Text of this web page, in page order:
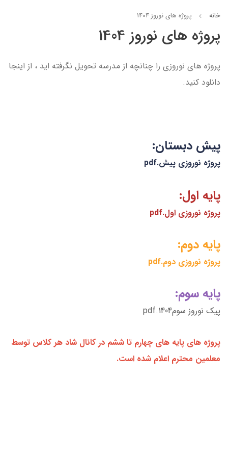
خانه پروژه های نوروز 1404
پروژه های نوروز 1404
پروژه های نوروزی را چنانچه از مدرسه تحویل نگرفته اید ، از اینجا
دانلود کنید.
پیش دبستان:
پروژه نوروزی پیش.pdf
پایه اول:
پروژه نوروزی اول.pdf
پایه دوم:
پروژه نوروزی دوم.pdf
پایه سوم:
پیک نوروز سوم1404.pdf
پروژه های پایه های چهارم تا ششم در کانال شاد هر کلاس توسط
معلمین محترم اعلام شده است.